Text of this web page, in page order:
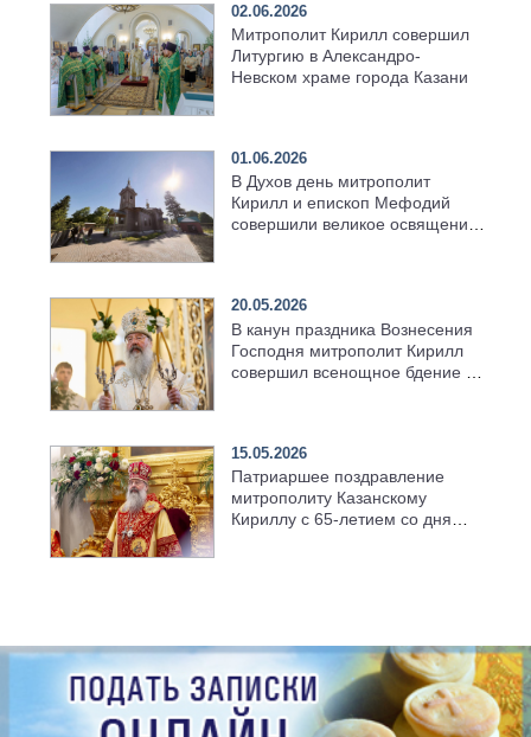
02.06.2026
Митрополит Кирилл совершил
Литургию в Александро-
Невском храме города Казани
01.06.2026
В Духов день митрополит
Кирилл и епископ Мефодий
совершили великое освящение
20.05.2026
В канун праздника Вознесения
Господня митрополит Кирилл
совершил всенощное бдение в
15.05.2026
Патриаршее поздравление
митрополиту Казанскому
Кириллу с 65-летием со дня